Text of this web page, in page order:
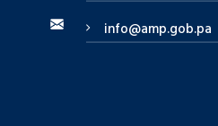
info@amp.gob.pa